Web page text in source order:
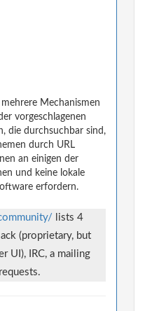
Mechanismen
vorgeschlagenen
die durchsuchbar sind,
durch URL
an einigen der
und keine lokale
erfordern.
lists 4
(proprietary, but
UI), IRC, a mailing